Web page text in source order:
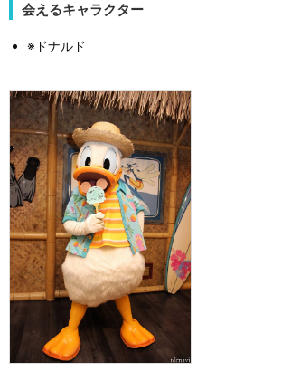
会えるキャラクター
※ドナルド